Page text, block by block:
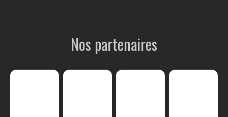
Nos partenaires